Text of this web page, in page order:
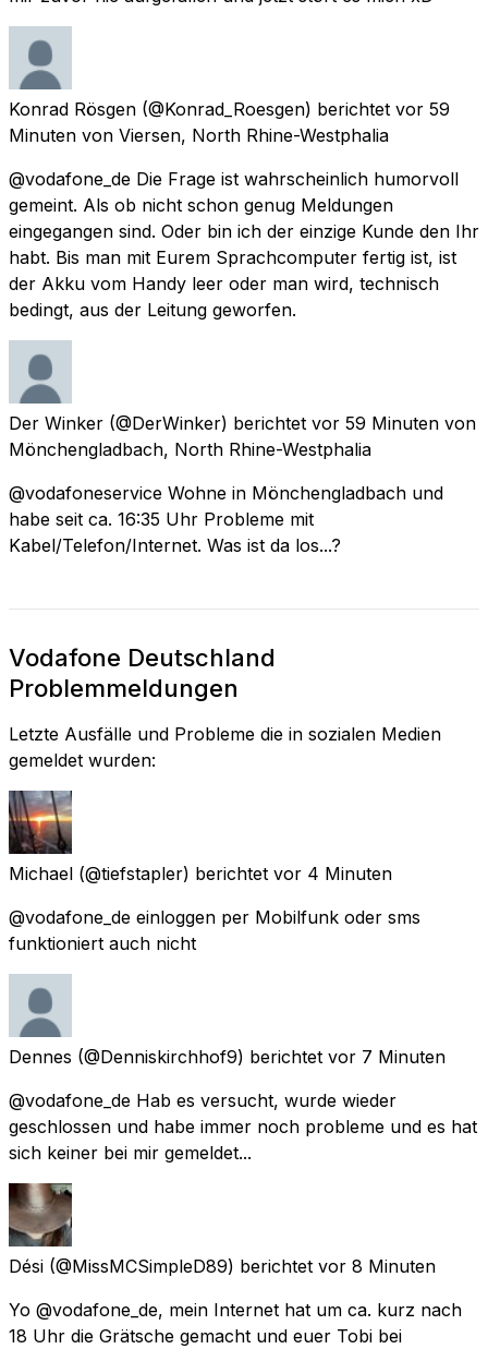
Konrad Rösgen (@Konrad_Roesgen) berichtet vor 59
Minuten von Viersen, North Rhine-Westphalia
@vodafone_de Die Frage ist wahrscheinlich humorvoll
gemeint. Als ob nicht schon genug Meldungen
eingegangen sind. Oder bin ich der einzige Kunde den Ihr
habt. Bis man mit Eurem Sprachcomputer fertig ist, ist
der Akku vom Handy leer oder man wird, technisch
bedingt, aus der Leitung geworfen.
Der Winker (@DerWinker) berichtet vor 59 Minuten von
Mönchengladbach, North Rhine-Westphalia
@vodafoneservice Wohne in Mönchengladbach und
habe seit ca. 16:35 Uhr Probleme mit
Kabel/Telefon/Internet. Was ist da los...?
Vodafone Deutschland
Problemmeldungen
Letzte Ausfälle und Probleme die in sozialen Medien
gemeldet wurden:
Michael (@tiefstapler) berichtet vor 4 Minuten
@vodafone_de einloggen per Mobilfunk oder sms
funktioniert auch nicht
Dennes (@Denniskirchhof9) berichtet vor 7 Minuten
@vodafone_de Hab es versucht, wurde wieder
geschlossen und habe immer noch probleme und es hat
sich keiner bei mir gemeldet...
Dési (@MissMCSimpleD89) berichtet vor 8 Minuten
Yo @vodafone_de, mein Internet hat um ca. kurz nach
18 Uhr die Grätsche gemacht und euer Tobi bei